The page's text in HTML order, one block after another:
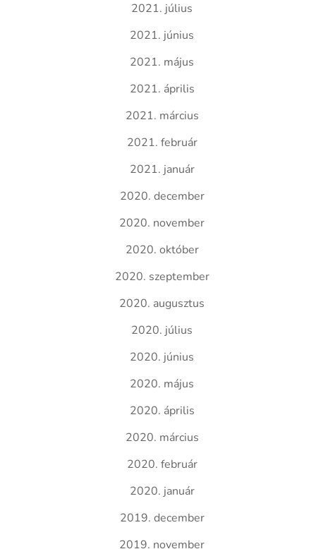
2021. július
2021. június
2021. május
2021. április
2021. március
2021. február
2021. január
2020. december
2020. november
2020. október
2020. szeptember
2020. augusztus
2020. július
2020. június
2020. május
2020. április
2020. március
2020. február
2020. január
2019. december
2019. november